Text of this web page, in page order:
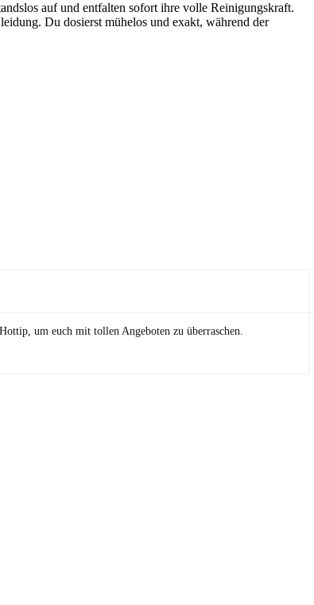
auf und entfalten sofort ihre volle Reinigungskraft.
Du dosierst mühelos und exakt, während der
um euch mit tollen Angeboten zu überraschen.